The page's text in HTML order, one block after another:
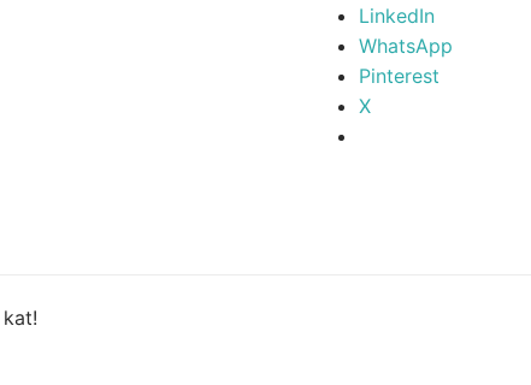
LinkedIn
WhatsApp
Pinterest
X